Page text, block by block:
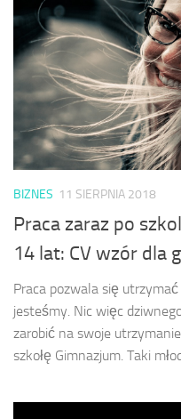
BIZNES 11 SIERPNIA 2018
Praca zaraz po
14 lat: CV wzór dla
Praca pozwala się
jesteśmy. Nic więc
zarobić na swoje
szkołę Gimnazjum. Taki